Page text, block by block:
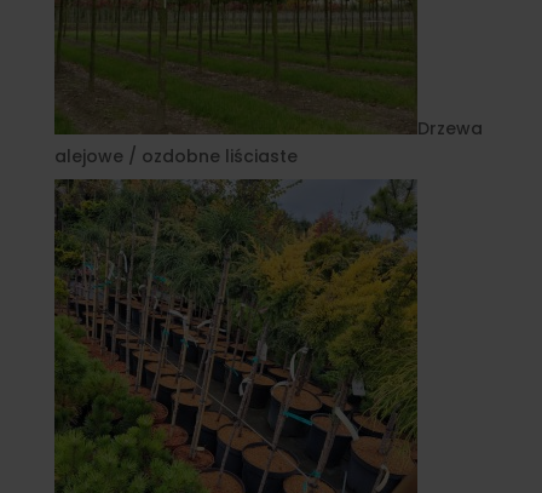
Drzewa
alejowe / ozdobne liściaste